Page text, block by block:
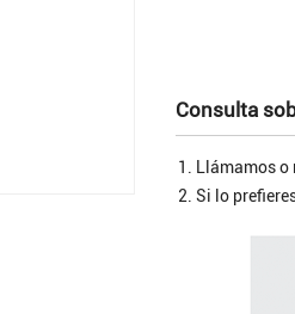
Consulta
Llámamos o
Si lo